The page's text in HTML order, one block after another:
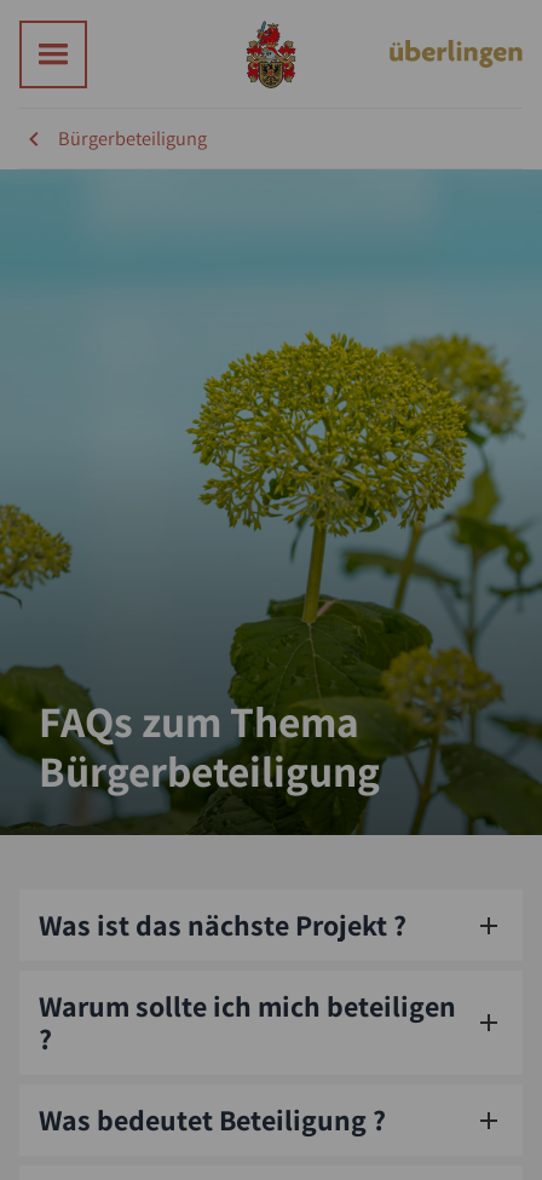
Bürgerbeteiligung
FAQs zum Thema
Bürgerbeteiligung
Was ist das nächste Projekt ?
Warum sollte ich mich beteiligen
?
Was bedeutet Beteiligung ?
Suche